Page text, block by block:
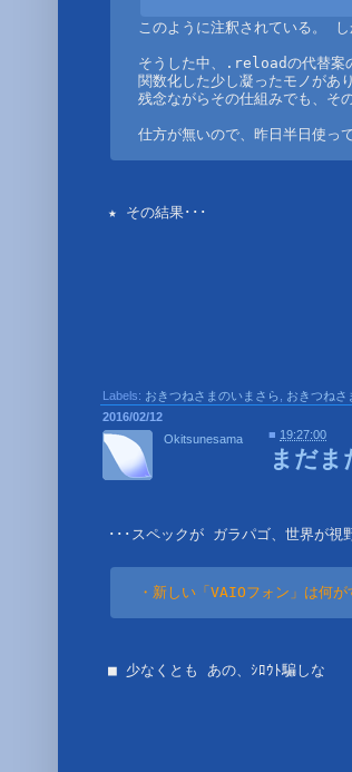
このように注釈されている。
そうした中、.reloadの代替案
関数化した少し凝ったモノがあ
残念ながらその仕組みでも、
仕方が無いので、昨日半日使っ
★ その結果･･･
Labels: おきつねさまのいまさら おきつねさ
2016/02/12
まだま
･･･スペックが ガラパゴ、世界が
・新しい「VAIOフォン」は何
■ 少なくとも あの、ｼﾛｳﾄ騙しな
Okitsunesama ■ 19:27:00